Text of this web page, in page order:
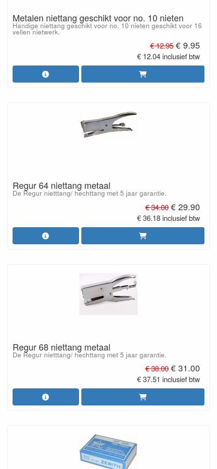
Metalen niettang geschikt voor no. 10 nieten
Handige niettang geschikt voor no. 10 nieten geschikt voor 16
vellen nietwerk.
€ 12.95 € 9.95
€ 12.04 inclusief btw
Regur 64 niettang metaal
De Regur nietttang/ hechttang met 5 jaar garantie.
€ 34.00 € 29.90
€ 36.18 inclusief btw
Regur 68 niettang metaal
De Regur nietttang/ hechttang met 5 jaar garantie.
€ 38.00 € 31.00
€ 37.51 inclusief btw